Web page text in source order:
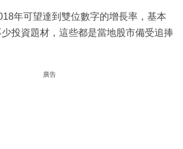
年可望達到雙位數字的增長率，基本
投資題材，這些都是當地股市備受追捧
廣告